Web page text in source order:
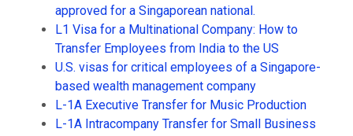
approved for a Singaporean national.
L1 Visa for a Multinational Company: How to
Transfer Employees from India to the US
U.S. visas for critical employees of a Singapore-
based wealth management company
L-1A Executive Transfer for Music Production
L-1A Intracompany Transfer for Small Business